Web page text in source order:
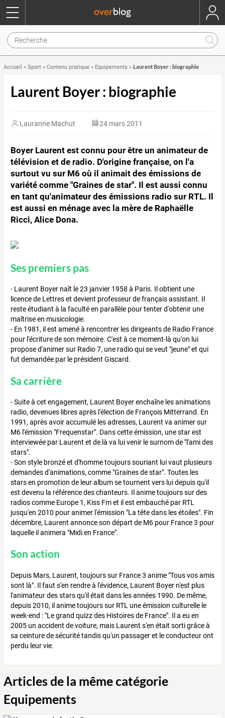
Accueil » Sport » Contenu pratique » Equipements » Laurent Boyer : biographie
Laurent Boyer : biographie
Lauranne Machut 24 mars 2011
Boyer Laurent est connu pour être un animateur de
télévision et de radio. D'origine française, on l'a
surtout vu sur M6 où il animait des émissions de
variété comme "Graines de star". Il est aussi connu
en tant qu'animateur des émissions radio sur RTL. Il
est aussi en ménage avec la mère de Raphaëlle
Ricci, Alice Dona.
Ses premiers pas
- Laurent Boyer naît le 23 janvier 1958 à Paris. Il obtient une
licence de Lettres et devient professeur de français assistant. Il
reste étudiant à la faculté en parallèle pour tenter d'obtenir une
maîtrise en musicologie.
- En 1981, il est amené à rencontrer les dirigeants de Radio France
pour l'écriture de son mémoire. C'est à ce moment-là qu'on lui
propose d'animer sur Radio 7, une radio qui se veut "jeune" et qui
fut demandée par le président Giscard.
Sa carrière
- Suite à cet engagement, Laurent Boyer enchaîne les animations
radio, devenues libres après l'élection de François Mitterrand. En
1991, après avoir accumulé les adresses, Laurent va animer sur
M6 l'émission "Frequenstar". Dans cette émission, une star est
interviewée par Laurent et de là va lui venir le surnom de "l'ami des
stars".
- Son style bronzé et d'homme toujours souriant lui vaut plusieurs
demandes d'animations, comme "Graines de star". Toutes les
stars en promotion de leur album se tournent vers lui depuis qu'il
est devenu la référence des chanteurs. Il anime toujours sur des
radios comme Europe 1, Kiss Fm et il est embauché par RTL
jusqu'en 2010 pour animer l'émission "La tête dans les étoiles". Fin
décembre, Laurent annonce son départ de M6 pour France 3 pour
laquelle il animera "Midi en France".
Son action
Depuis Mars, Laurent, toujours sur France 3 anime "Tous vos amis
sont là". Il faut s'en rendre à l'évidence, Laurent Boyer n'est plus
l'animateur des stars qu'il était dans les années 1990. De même,
depuis 2010, il anime toujours sur RTL une émission culturelle le
week-end : "Le grand quizz des Histoires de France". Il a eu en
2005 un accident de voiture, mais Laurent s'en était sorti grâce à
sa ceinture de sécurité tandis qu'un passager et le conducteur ont
perdu leur vie.
Articles de la même catégorie
Equipements